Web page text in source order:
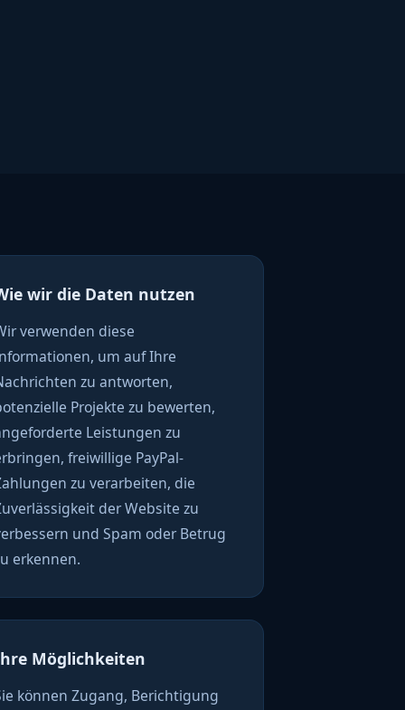
wir die Daten nutzen
verwenden diese
um auf Ihre
zu antworten,
Projekte zu bewerten,
Leistungen zu
freiwillige PayPal-
zu verarbeiten, die
der Website zu
und Spam oder Betrug
erkennen.
Möglichkeiten
können Zugang, Berichtigung